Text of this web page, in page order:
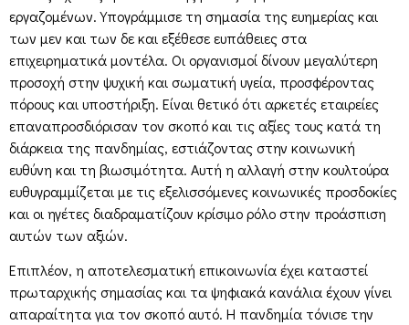
εργαζομένων. Υπογράμμισε τη σημασία της ευημερίας και
των μεν και των δε και εξέθεσε ευπάθειες στα
επιχειρηματικά μοντέλα. Οι οργανισμοί δίνουν μεγαλύτερη
προσοχή στην ψυχική και σωματική υγεία, προσφέροντας
πόρους και υποστήριξη. Είναι θετικό ότι αρκετές εταιρείες
επαναπροσδιόρισαν τον σκοπό και τις αξίες τους κατά τη
διάρκεια της πανδημίας, εστιάζοντας στην κοινωνική
ευθύνη και τη βιωσιμότητα. Αυτή η αλλαγή στην κουλτούρα
ευθυγραμμίζεται με τις εξελισσόμενες κοινωνικές προσδοκίες
και οι ηγέτες διαδραματίζουν κρίσιμο ρόλο στην προάσπιση
αυτών των αξιών.
Επιπλέον, η αποτελεσματική επικοινωνία έχει καταστεί
πρωταρχικής σημασίας και τα ψηφιακά κανάλια έχουν γίνει
απαραίτητα για τον σκοπό αυτό. Η πανδημία τόνισε την